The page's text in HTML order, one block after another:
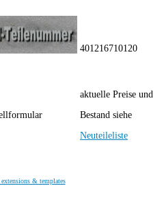
401216710120
aktuelle Preise und
Bestand siehe
Neuteileliste
& templates